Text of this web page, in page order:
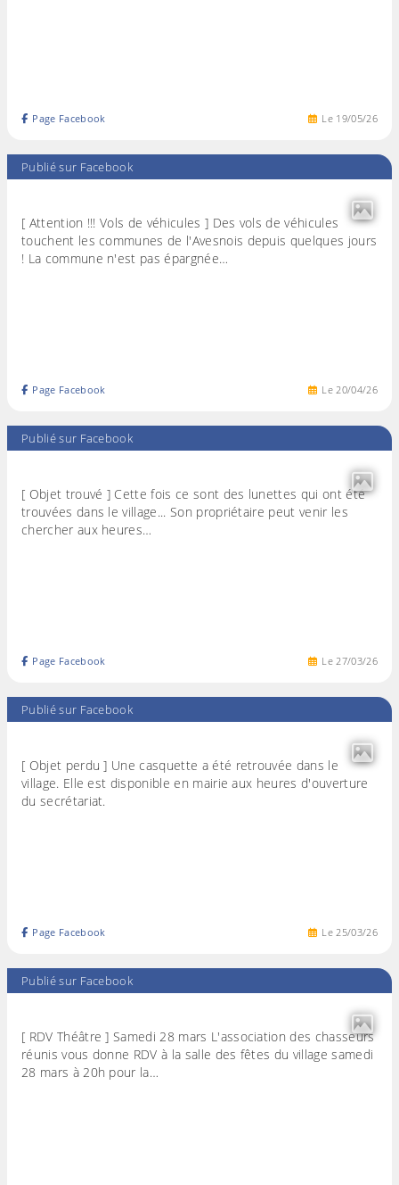
Le 19/05/26
Page Facebook
Publié sur Facebook
[ Attention !!! Vols de véhicules ] Des vols de véhicules
touchent les communes de l'Avesnois depuis quelques jours
! La commune n'est pas épargnée…
Le20/04/26
Page Facebook
Publié sur Facebook
[ Objet trouvé ] Cette fois ce sont des lunettes qui ont été
trouvées dans le village... Son propriétaire peut venir les
chercher aux heures…
Le27/03/26
Page Facebook
Publié sur Facebook
[ Objet perdu ] Une casquette a été retrouvée dans le
village. Elle est disponible en mairie aux heures d'ouverture
du secrétariat.
Le25/03/26
Page Facebook
Publié sur Facebook
[ RDV Théâtre ] Samedi 28 mars L'association des chasseurs
réunis vous donne RDV à la salle des fêtes du village samedi
28 mars à 20h pour la…